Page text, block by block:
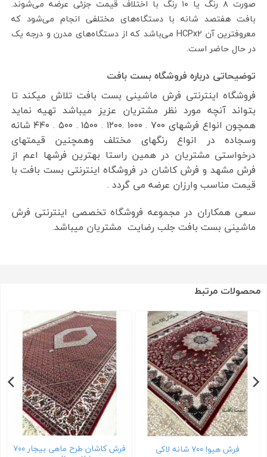
صورت ۸ رنگ یا ۱۰ رنگ با اختلاف قیمت جزئی عرضه می‌شوند.
بافت هفتصد شانه با دستگاه‌های مختلفی انجام می‌شود که
معروفترین آن HCPx2 می‌باشد که از دستگاه‌های مدرن و درجه یک
در حال حاضر است.
توضیحاتی درباره فروشگاه بست بافت
فروشگاه اینترنتی فرش ماشینی بست بافت تلاش میکند تا
بتواند آنچه مورد نظر مشتریان عزیز میباشد تهیه نماید
همچون انواع فرشهای ۷۰۰ . ۱۰۰۰ .۱۲۰۰ . ۱۵۰۰ . ۵۰۰ . ۴۴۰ شانه
وسجاده در انواع رنگهای مختلف وهمچنین قیمتهای
درخواستی مشتریان در همین راستا بهترین فرشها اعم از
فرش مشهد و فرش کاشان در فروشگاه اینترنتی بست بافت با
قیمت مناسب وارزان عرضه می گردد .
سعی همکاران در مجموعه فروشگاه تخصصی اینترنتی فرش
ماشینی بست بافت جلب رضایت مشتریان میباشد.
محصولات مرتبط
فرش کاشان طرح ماهی بیجار ۷۰۰
فرش ترمه ۷۰۰ شانه سرمه ای